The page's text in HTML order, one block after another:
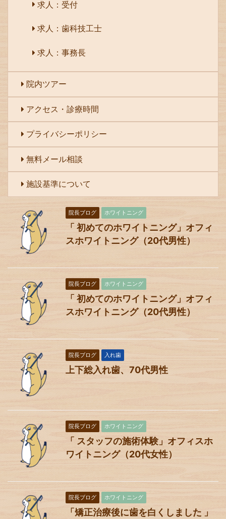
求人：受付
求人：歯科技工士
求人：事務長
院内ツアー
アクセス・診療時間
プライバシーポリシー
無料メール相談
施設基準について
院長ブログ ホワイトニング
「 初めてのホワイトニング」オフィ
スホワイトニング（20代男性）
院長ブログ ホワイトニング
「 初めてのホワイトニング」オフィ
スホワイトニング（20代男性）
院長ブログ 入れ歯
上下総入れ歯、70代男性
院長ブログ ホワイトニング
「 スタッフの施術体験」オフィスホ
ワイトニング（20代女性）
院長ブログ ホワイトニング
「矯正治療後に歯を白くしました 」